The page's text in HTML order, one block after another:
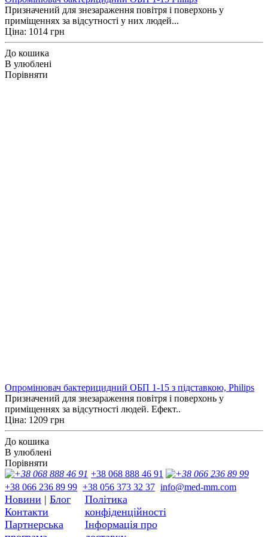
Призначений для знезараження повітря і поверхонь у
приміщеннях за відсутності у них людей...
Ціна: 1014 грн
До кошика
В улюблені
Порівняти
Опромінювач бактерицидний ОБП 1-15 з підставкою, Philips
Призначений для знезараження повітря і поверхонь у
приміщеннях за відсутності людей. Ефект..
Ціна: 1209 грн
До кошика
В улюблені
Порівняти
+38 068 888 46 91
+38 066 236 89 99 +38 056 373 32 37 info@med-mm.com
Новини | Блог
Контакти
Партнерська
Політика
конфіденційності
Інформація про